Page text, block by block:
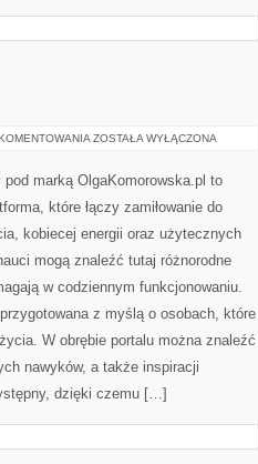
KULTURA
ZOSTAŁA WYŁĄCZONA
pod marką OlgaKomorowska.pl to
które łączy zamiłowanie do
kobiecej energii oraz użytecznych
mogą znaleźć tutaj różnorodne
w codziennym funkcjonowaniu.
z myślą o osobach, które
W obrębie portalu można znaleźć
nawyków, a także inspiracji
dzięki czemu […]